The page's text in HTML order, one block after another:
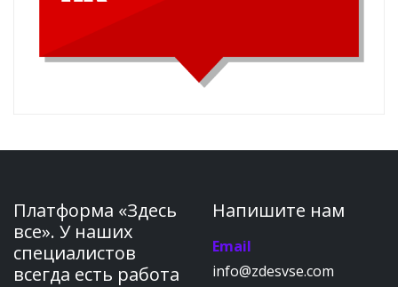
Платформа «Здесь
все». У наших
специалистов
всегда есть работа
Напишите нам
Email
info@zdesvse.com